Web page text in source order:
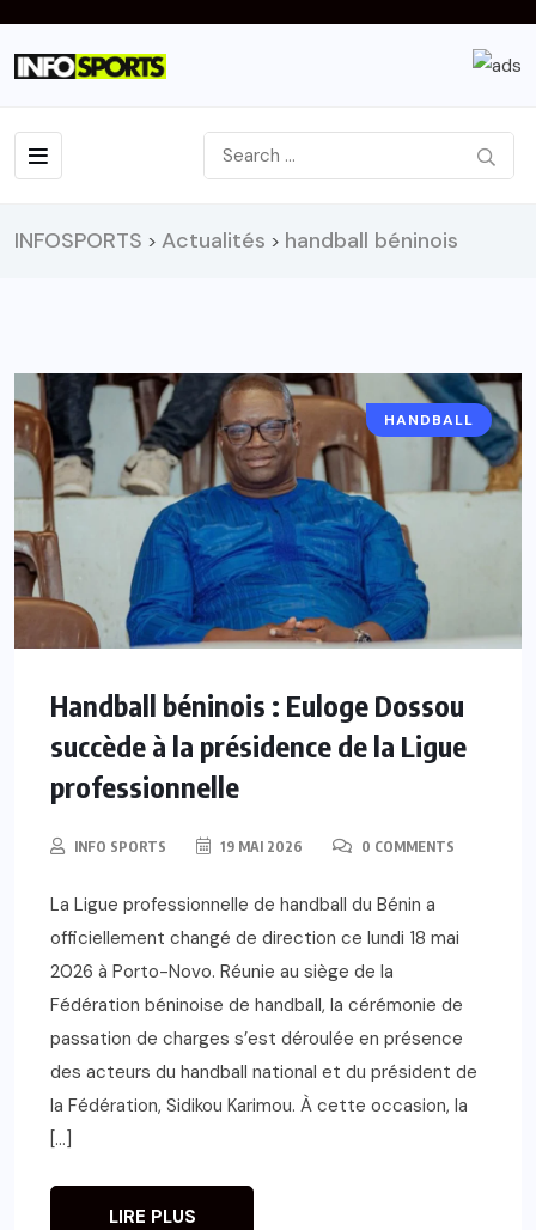
INFOSPORTS > Actualités > handball béninois
HANDBALL
Handball béninois : Euloge Dossou
succède à la présidence de la Ligue
professionnelle
INFO SPORTS 19 MAI 2026 0 COMMENTS
La Ligue professionnelle de handball du Bénin a
officiellement changé de direction ce lundi 18 mai
2026 à Porto-Novo. Réunie au siège de la
Fédération béninoise de handball, la cérémonie de
passation de charges s’est déroulée en présence
des acteurs du handball national et du président de
la Fédération, Sidikou Karimou. À cette occasion, la
[…]
LIRE PLUS